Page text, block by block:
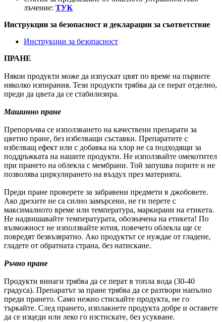
лъчение: ТУК
Инструкции за безопасност и декларации за съответствие
Инструкции за безопасност
ПРАНЕ
Някои продукти може да изпускат цвят по време на първите
няколко изпирания. Тези продукти трябва да се перат отделно,
преди да цвета да се стабилизира.
Машинно пране
Препоръчва се използването на качествени препарати за
цветно пране, без избелващи съставки. Препаратите с
избелващ ефект или с добавка на хлор не са подходящи за
поддръжката на нашите продукти. Не използвайте омекотител
при прането на облекла с мембрани. Той запушва порите и не
позволява циркулирането на въздух през материята.
Преди пране проверете за забравени предмети в джобовете.
Ако дрехите не са силно замърсени, не ги перете с
максималното време или температура, маркирани на етикета.
Не надвишавайте температурата, обозначена на етикета! По
възможност не използвайте ютия, повечето облекла ще се
повредят безвъзвратно. Ако продуктът се нуждае от гладене,
гладете от обратната страна, без натискане.
Ръчно пране
Продукти винаги трябва да се перат в топла вода (30-40
градуса). Препаратът за пране трябва да се разтвори напълно
преди прането. Само нежно стискайте продукта, не го
търкайте. След прането, изплакнете продукта добре и оставете
да се изцеди или леко го изстискате, без усукване.